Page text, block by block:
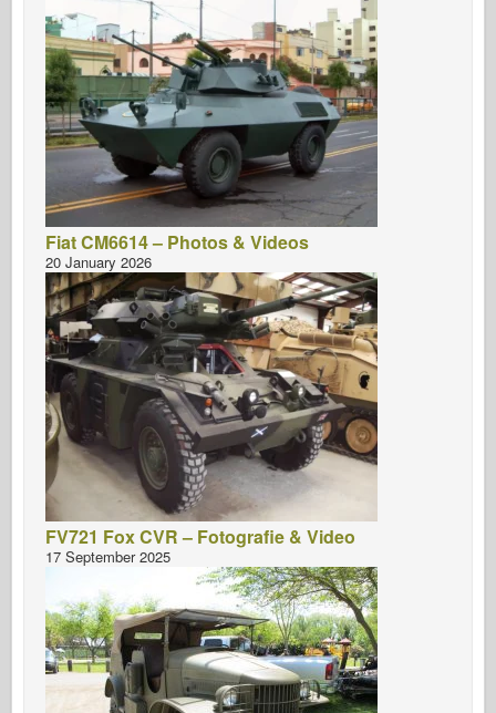
Fiat CM6614 – Photos & Videos
20 January 2026
FV721 Fox CVR – Fotografie & Video
17 September 2025